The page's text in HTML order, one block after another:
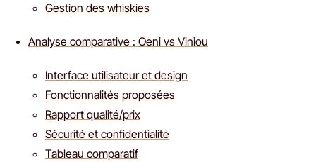
Gestion des whiskies
Analyse comparative : Oeni vs Viniou
Interface utilisateur et design
Fonctionnalités proposées
Rapport qualité/prix
Sécurité et confidentialité
Tableau comparatif